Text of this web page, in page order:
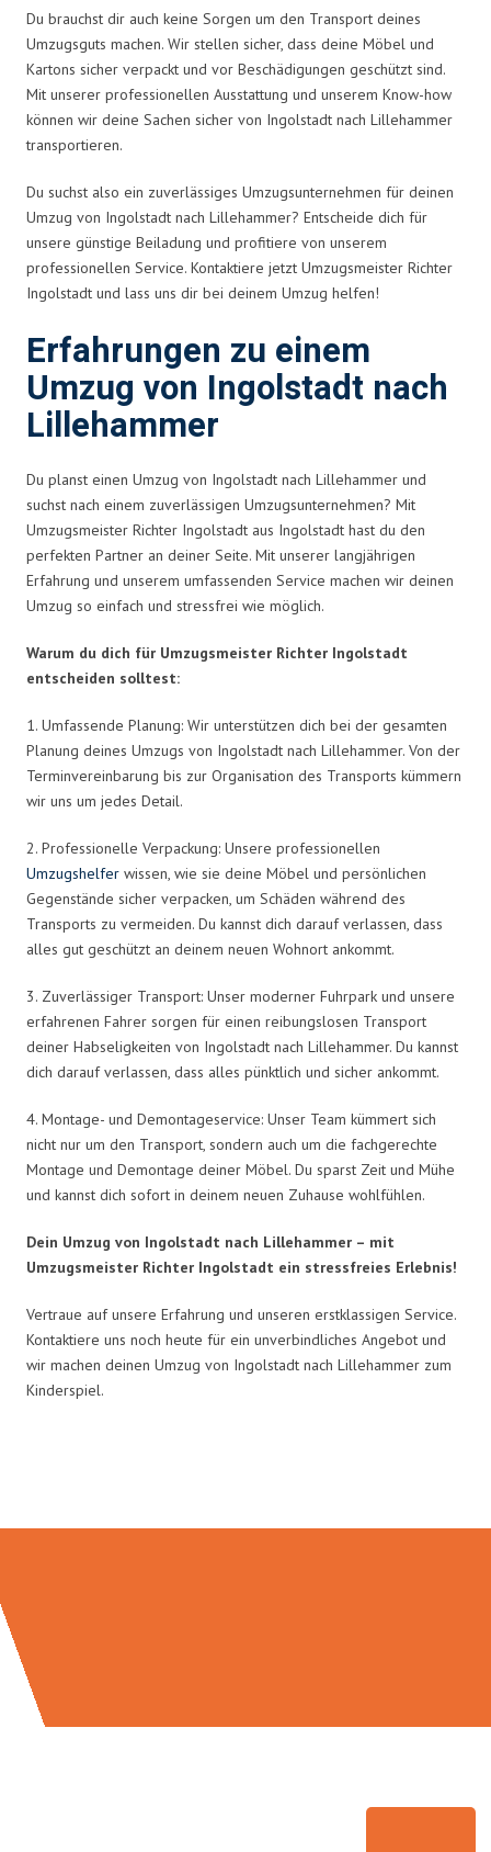
Du brauchst dir auch keine Sorgen um den Transport deines
Umzugsguts machen. Wir stellen sicher, dass deine Möbel und
Kartons sicher verpackt und vor Beschädigungen geschützt sind.
Mit unserer professionellen Ausstattung und unserem Know-how
können wir deine Sachen sicher von Ingolstadt nach Lillehammer
transportieren.
Du suchst also ein zuverlässiges Umzugsunternehmen für deinen
Umzug von Ingolstadt nach Lillehammer? Entscheide dich für
unsere günstige Beiladung und profitiere von unserem
professionellen Service. Kontaktiere jetzt Umzugsmeister Richter
Ingolstadt und lass uns dir bei deinem Umzug helfen!
Erfahrungen zu einem
Umzug von Ingolstadt nach
Lillehammer
Du planst einen Umzug von Ingolstadt nach Lillehammer und
suchst nach einem zuverlässigen Umzugsunternehmen? Mit
Umzugsmeister Richter Ingolstadt aus Ingolstadt hast du den
perfekten Partner an deiner Seite. Mit unserer langjährigen
Erfahrung und unserem umfassenden Service machen wir deinen
Umzug so einfach und stressfrei wie möglich.
Warum du dich für Umzugsmeister Richter Ingolstadt
entscheiden solltest:
1. Umfassende Planung: Wir unterstützen dich bei der gesamten
Planung deines Umzugs von Ingolstadt nach Lillehammer. Von der
Terminvereinbarung bis zur Organisation des Transports kümmern
wir uns um jedes Detail.
2. Professionelle Verpackung: Unsere professionellen
Umzugshelfer wissen, wie sie deine Möbel und persönlichen
Gegenstände sicher verpacken, um Schäden während des
Transports zu vermeiden. Du kannst dich darauf verlassen, dass
alles gut geschützt an deinem neuen Wohnort ankommt.
3. Zuverlässiger Transport: Unser moderner Fuhrpark und unsere
erfahrenen Fahrer sorgen für einen reibungslosen Transport
deiner Habseligkeiten von Ingolstadt nach Lillehammer. Du kannst
dich darauf verlassen, dass alles pünktlich und sicher ankommt.
4. Montage- und Demontageservice: Unser Team kümmert sich
nicht nur um den Transport, sondern auch um die fachgerechte
Montage und Demontage deiner Möbel. Du sparst Zeit und Mühe
und kannst dich sofort in deinem neuen Zuhause wohlfühlen.
Dein Umzug von Ingolstadt nach Lillehammer – mit
Umzugsmeister Richter Ingolstadt ein stressfreies Erlebnis!
Vertraue auf unsere Erfahrung und unseren erstklassigen Service.
Kontaktiere uns noch heute für ein unverbindliches Angebot und
wir machen deinen Umzug von Ingolstadt nach Lillehammer zum
Kinderspiel.